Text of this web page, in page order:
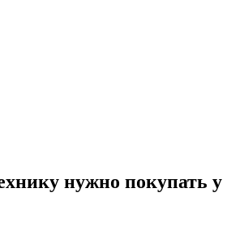
нужно покупать у